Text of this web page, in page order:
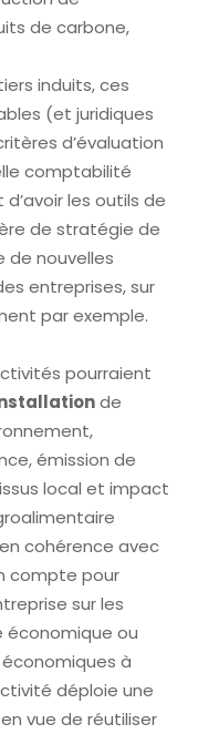
de carbone,
induits, ces
(et juridiques
d’évaluation
comptabilité
les outils de
de stratégie de
de nouvelles
entreprises, sur
par exemple.
pourraient
de
émission de
local et impact
cohérence avec
compte pour
sur les
économique ou
à
déploie une
vue de réutiliser